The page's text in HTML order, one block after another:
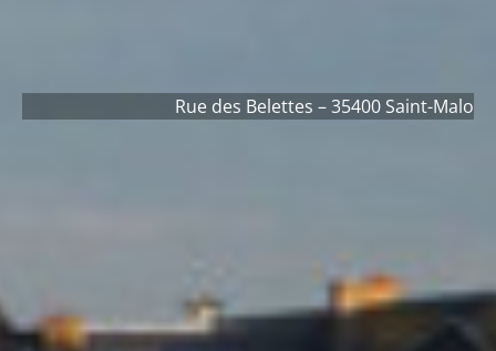
Rue des Belettes – 35400 Saint-Malo